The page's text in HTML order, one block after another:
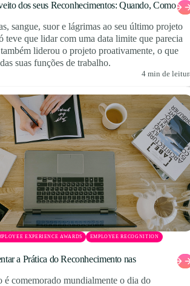
dos seus Reconhecimentos: Quando, Como
sangue, suor e lágrimas ao seu último projeto
teve que lidar com uma data limite que parecia
liderou o projeto proativamente, o que
suas funções de trabalho.
4 min de
EXPERIENCE AWARDS EMPLOYEE RECOGNITION
a Prática do Reconhecimento nas
é comemorado mundialmente o dia do